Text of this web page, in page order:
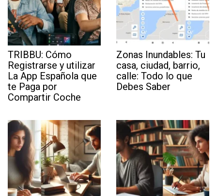
TRIBBU: Cómo
Registrarse y utilizar
La App Española que
te Paga por
Compartir Coche
Zonas Inundables: Tu
casa, ciudad, barrio,
calle: Todo lo que
Debes Saber